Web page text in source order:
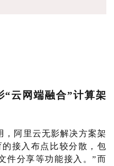
“云网端融合”计算架
，阿里云无影解决方案架
接入布点比较分散，包
件分享等功能接入。”而